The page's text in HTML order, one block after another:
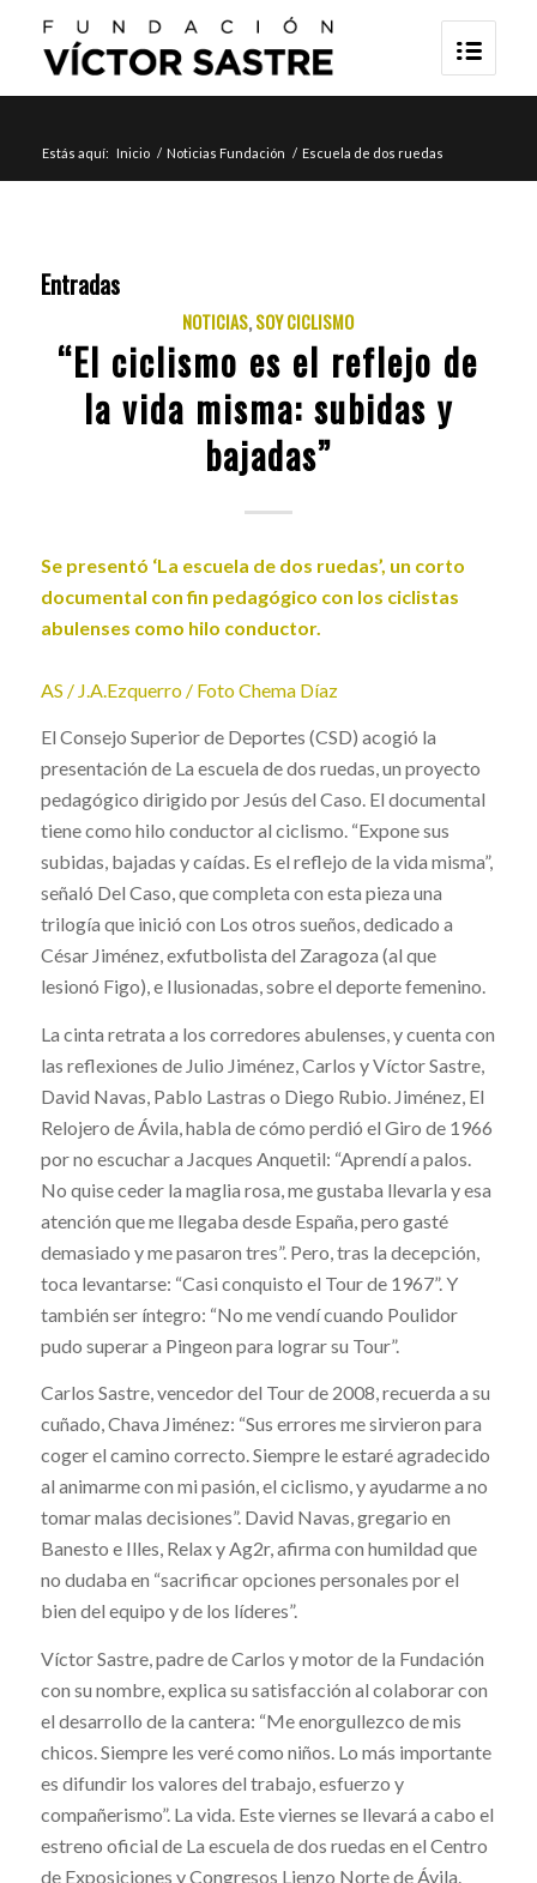
Estás aquí: Inicio / Noticias Fundación / Escuela de dos ruedas
Entradas
NOTICIAS,SOY CICLISMO
“El ciclismo es el reflejo de
la vida misma: subidas y
bajadas”
Se presentó ‘La escuela de dos ruedas’, un corto
documental con fin pedagógico con los ciclistas
abulenses como hilo conductor.
AS / J.A.Ezquerro / Foto Chema Díaz
El Consejo Superior de Deportes (CSD) acogió la
presentación de La escuela de dos ruedas, un proyecto
pedagógico dirigido por Jesús del Caso. El documental
tiene como hilo conductor al ciclismo. “Expone sus
subidas, bajadas y caídas. Es el reflejo de la vida misma”,
señaló Del Caso, que completa con esta pieza una
trilogía que inició con Los otros sueños, dedicado a
César Jiménez, exfutbolista del Zaragoza (al que
lesionó Figo), e Ilusionadas, sobre el deporte femenino.
La cinta retrata a los corredores abulenses, y cuenta con
las reflexiones de Julio Jiménez, Carlos y Víctor Sastre,
David Navas, Pablo Lastras o Diego Rubio. Jiménez, El
Relojero de Ávila, habla de cómo perdió el Giro de 1966
por no escuchar a Jacques Anquetil: “Aprendí a palos.
No quise ceder la maglia rosa, me gustaba llevarla y esa
atención que me llegaba desde España, pero gasté
demasiado y me pasaron tres”. Pero, tras la decepción,
toca levantarse: “Casi conquisto el Tour de 1967”. Y
también ser íntegro: “No me vendí cuando Poulidor
pudo superar a Pingeon para lograr su Tour”.
Carlos Sastre, vencedor del Tour de 2008, recuerda a su
cuñado, Chava Jiménez: “Sus errores me sirvieron para
coger el camino correcto. Siempre le estaré agradecido
al animarme con mi pasión, el ciclismo, y ayudarme a no
tomar malas decisiones”. David Navas, gregario en
Banesto e Illes, Relax y Ag2r, afirma con humildad que
no dudaba en “sacrificar opciones personales por el
bien del equipo y de los líderes”.
Víctor Sastre, padre de Carlos y motor de la Fundación
con su nombre, explica su satisfacción al colaborar con
el desarrollo de la cantera: “Me enorgullezco de mis
chicos. Siempre les veré como niños. Lo más importante
es difundir los valores del trabajo, esfuerzo y
compañerismo”. La vida. Este viernes se llevará a cabo el
estreno oficial de La escuela de dos ruedas en el Centro
de Exposiciones y Congresos Lienzo Norte de Ávila.